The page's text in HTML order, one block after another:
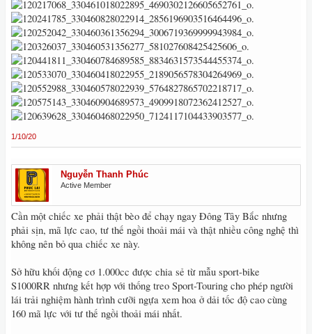
1/10/20
Nguyễn Thanh Phúc
Active Member
Cần một chiếc xe phải thật bèo để chạy ngay Đông Tây Bắc nhưng
phải sịn, mã lực cao, tư thế ngồi thoải mái và thật nhiều công nghệ thì
không nên bỏ qua chiếc xe này.
Sở hữu khối động cơ 1.000cc được chia sẻ từ mẫu sport-bike
S1000RR nhưng kết hợp với thống treo Sport-Touring cho phép người
lái trải nghiệm hành trình cưỡi ngựa xem hoa ở dải tốc độ cao cùng
160 mã lực với tư thế ngồi thoải mái nhất.